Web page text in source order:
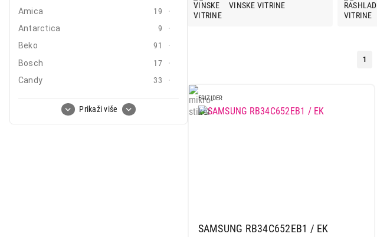
Mali kućni aparati
Grejanje i hlađenje
Nega tela, lepota i zdravlje
Sport i putovanje
Sve za kuću i baštu
Prikaži više
Amica
19
Antarctica
9
Beko
91
Bosch
17
Candy
33
Carbon
2
VINSKE VITRINE
1
FRIZIDER
SAMSUNG RB34C652EB1 / EK